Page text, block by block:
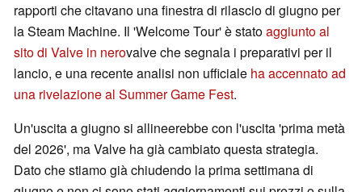
rapporti che citavano una finestra di rilascio di giugno per
la Steam Machine. Il 'Welcome Tour' è statoaggiunto al
sito di Valve in nerovalve che segnala i preparativi per il
lancio, e una recente analisi non ufficiale ha accennato ad
una rivelazione al Summer Game Fest.
Un'uscita a giugno si allineerebbe con l'uscita 'prima metà
del 2026', ma Valve ha già cambiato questa strategia.
Dato che stiamo già chiudendo la prima settimana di